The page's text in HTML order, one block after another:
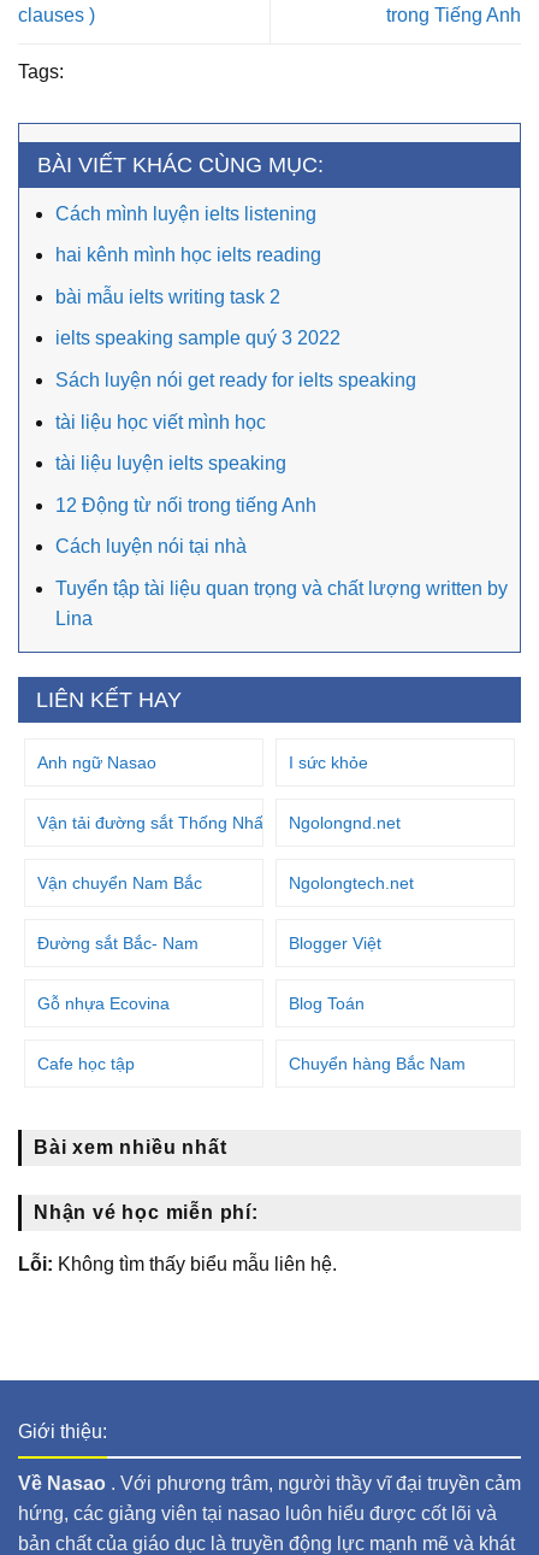
clauses )
trong Tiếng Anh
Tags:
BÀI VIẾT KHÁC CÙNG MỤC:
Cách mình luyện ielts listening
hai kênh mình học ielts reading
bài mẫu ielts writing task 2
ielts speaking sample quý 3 2022
Sách luyện nói get ready for ielts speaking
tài liệu học viết mình học
tài liệu luyện ielts speaking
12 Động từ nối trong tiếng Anh
Cách luyện nói tại nhà
Tuyển tập tài liệu quan trọng và chất lượng written by
Lina
LIÊN KẾT HAY
Anh ngữ Nasao I sức khỏe
Vận tải đường sắt Thống Nhất Ngolongnd.net
Vận chuyển Nam Bắc Ngolongtech.net
Đường sắt Bắc- Nam Blogger Việt
Gỗ nhựa Ecovina Blog Toán
Cafe học tập Chuyển hàng Bắc Nam
Bài xem nhiều nhất
Nhận vé học miễn phí:
Lỗi: Không tìm thấy biểu mẫu liên hệ.
Giới thiệu:
Về Nasao . Với phương trâm, người thầy vĩ đại truyền cảm
hứng, các giảng viên tại nasao luôn hiểu được cốt lõi và
bản chất của giáo dục là truyền động lực mạnh mẽ và khát